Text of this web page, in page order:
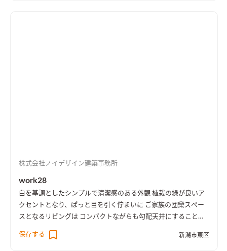
株式会社ノイデザイン建築事務所
work28
白を基調としたシンプルで清潔感のある外観 植栽の緑が良いア
クセントとなり、ぱっと目を引く佇まいに ご家族の団欒スペー
スとなるリビングは コンパクトながらも勾配天井にすることで
あり使い勝手も良く、家具購入費などのコストも抑えられます。
保存する 新潟市東区